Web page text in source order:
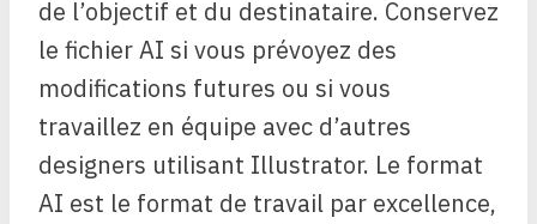
de l’objectif et du destinataire. Conservez
le fichier AI si vous prévoyez des
modifications futures ou si vous
travaillez en équipe avec d’autres
designers utilisant Illustrator. Le format
AI est le format de travail par excellence,